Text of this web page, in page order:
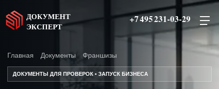
ДОКУМЕНТ
ЭКСПЕРТ
+7 495 231-03-29
Главная Документы Франшизы
ДОКУМЕНТЫ ДЛЯ ПРОВЕРОК • ЗАПУСК БИЗНЕСА